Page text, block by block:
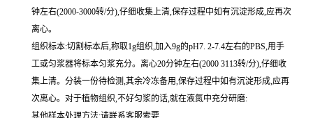
钟左右(2000-3000转/分),仔细收集上清,保存过程中如有沉淀形成,应再次
离心。
组织标本:切割标本后,称取1g组织,加入9g的pH7. 2-7.4左右的PBS,用手
工或匀浆器将标本匀浆充分。离心20分钟左右(2000 3113转/分),仔细收
集上清。分装一份待检测,其余冷冻备用,保存过程中如有沉淀形成,应再
次离心。对于植物组织,不好匀浆的话,就在液氮中充分研磨:
其他样本处理方法:请联系客服索要